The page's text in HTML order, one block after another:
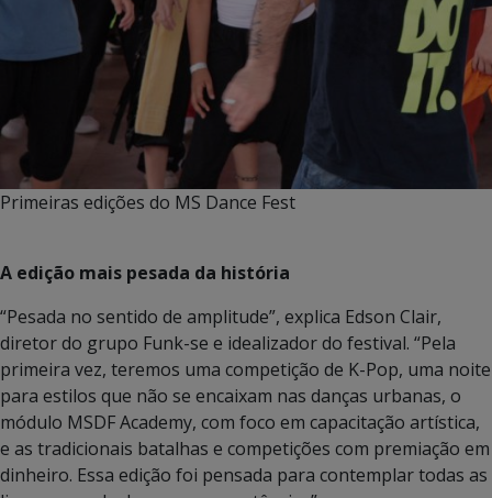
Primeiras edições do MS Dance Fest
A edição mais pesada da história
“Pesada no sentido de amplitude”, explica Edson Clair,
diretor do grupo Funk-se e idealizador do festival. “Pela
primeira vez, teremos uma competição de K-Pop, uma noite
para estilos que não se encaixam nas danças urbanas, o
módulo MSDF Academy, com foco em capacitação artística,
e as tradicionais batalhas e competições com premiação em
dinheiro. Essa edição foi pensada para contemplar todas as